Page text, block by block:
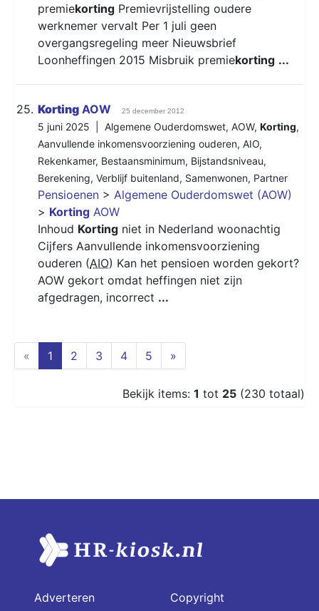
premiekorting Premievrijstelling oudere
werknemer vervalt Per 1 juli geen
overgangsregeling meer Nieuwsbrief
Loonheffingen 2015 Misbruik premiekorting ...
25. Korting AOW 25 december 2012
5 juni 2025 | Algemene Ouderdomswet, AOW, Korting,
Aanvullende inkomensvoorziening ouderen, AIO,
Rekenkamer, Bestaansminimum, Bijstandsniveau,
Berekening, Verblijf buitenland, Samenwonen, Partner
Pensioenen > Algemene Ouderdomswet (AOW)
> Korting AOW
Inhoud Korting niet in Nederland woonachtig
Cijfers Aanvullende inkomensvoorziening
ouderen (AIO) Kan het pensioen worden gekort?
AOW gekort omdat heffingen niet zijn
afgedragen, incorrect ...
« 1 (current)
2 3 4 5 »
Bekijk items: 1 tot 25 (230 totaal)
Adverteren Copyright